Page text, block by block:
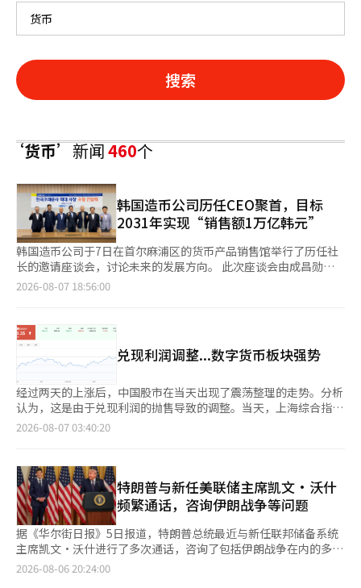
搜索
‘货币’新闻460个
韩国造币公司历任CEO聚首，目标
2031年实现“销售额1万亿韩元”
韩国造币公司于7日在首尔麻浦区的货币产品销售馆举行了历任社
长的邀请座谈会，讨论未来的发展方向。 此次座谈会由成昌勋社
长主持，出席的还有第18任社长朴元出、第19任社长李海成、第
顾在成立75周年之际应对货币需求下降而进行的管理创新过程，并
讨论面向成立80周年的未来愿景。 韩国造币公司将业务结构从以
货币制造为中心，扩展到护照和商品券等安全产品，最近还在数字
公共服务领域拓展业务，包括移动身份证、数字地方货币和数字温
暖商品券平台。得益于业务结构的转型，去年公司创下了6395亿
韩元的历史最高销售额。在2025年度公共机构经营评估中也获得
了A等级。 历任社长们建议，未来应扩大移动身份证等数字身份业
务，并加强地方爱商品券和温暖商品券等数字支付平台的竞争力。
并提高面浆和安全墨水等高附加值产品的出口竞争力。 基于此，
他们建议在2031年成立80周年之际，设定“销售额1万亿韩
元”和“全球首家数字造币机构”的目标。 成昌勋社长表
示：“我将通过内部讨论和专家研讨会等深入研究‘销售额1万亿
韩元’和‘全球首家数字造币机构’的成立80周年愿景。”※ 本
报道经人工智能（AI）系统翻译与编辑。
2026-08-07 18:56:00
兑现利润调整...数字货币板块强势
经过两天的上涨后，中国股市在当天出现了震荡整理的走势。分析
认为，这是由于兑现利润的抛售导致的调整。当天，上海综合指数
上涨0.56%，收于3900.35点；深圳成分指数下跌0.24%，收于
了上涨。然而，前一天美国科技股的调整使得中国股市也受到影
响。尽管中国的半导体板块当天下跌，但此前调整的人工智能软
件、互联网平台和人工智能应用领域却吸引了低价买入，跌幅有
限。 此外，投资者在等待将于7日发布的美国非农就业数据
（NFP）时表现出观望情绪，这也是当天调整的原因之一。如果私
人就业数据不佳，可能会导致美国经济放缓的现实化。由于这一不
确定性，投资者选择了观望。 华泰证券在当天的报告中指
出：“短期内市场缺乏共识，方向感减弱，趋势性反弹可能在8月
2026-08-07 03:40:20
特朗普与新任美联储主席凯文·沃什
频繁通话，咨询伊朗战争等问题
据《华尔街日报》5日报道，特朗普总统最近与新任联邦储备系统
主席凯文·沃什进行了多次通话，咨询了包括伊朗战争在内的多个
问题。 报道称，特朗普在几天内多次拨打沃什的电话，表现出一
2026-08-06 20:24:00